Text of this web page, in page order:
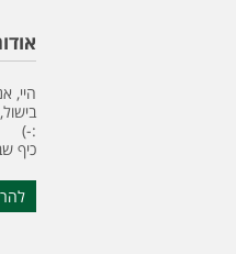
היי,
:-)
כיף